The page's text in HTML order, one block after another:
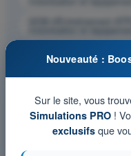
QCM d'Entraînement
motorisation et
Nouveauté :
Sur le site, vous
Simulations PRO!
exclusifsque